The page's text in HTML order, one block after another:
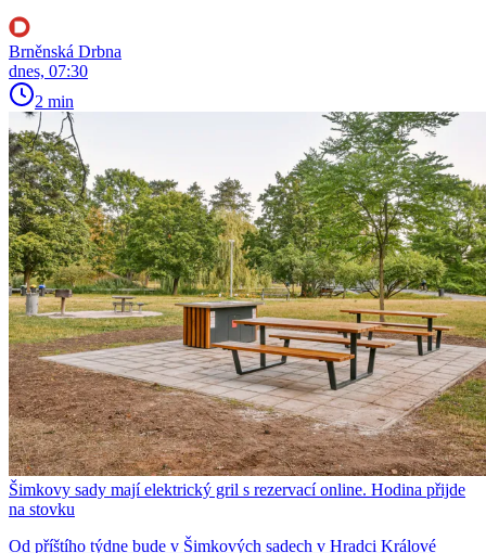
Brněnská Drbna
dnes, 07:30
2 min
Šimkovy sady mají elektrický gril s rezervací online. Hodina přijde
na stovku
Od příštího týdne bude v Šimkových sadech v Hradci Králové